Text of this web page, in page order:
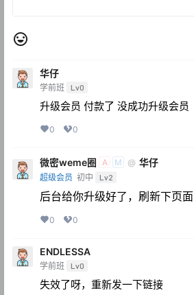
华仔
学前班 Lv0
升级会员 付款了 没成功升级会员
0 0
微密weme圈 A M @ 华仔
超级会员 初中 Lv2
后台给你升级好了，刷新下页面
0 0
ENDLESSA
学前班 Lv0
失效了呀，重新发一下链接